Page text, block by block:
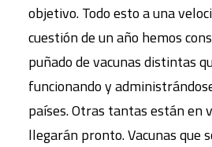
objetivo. Todo esto a una
cuestión de un año hemos
puñado de vacunas distintas
funcionando y
países. Otras tantas están en
llegarán pronto. Vacunas que